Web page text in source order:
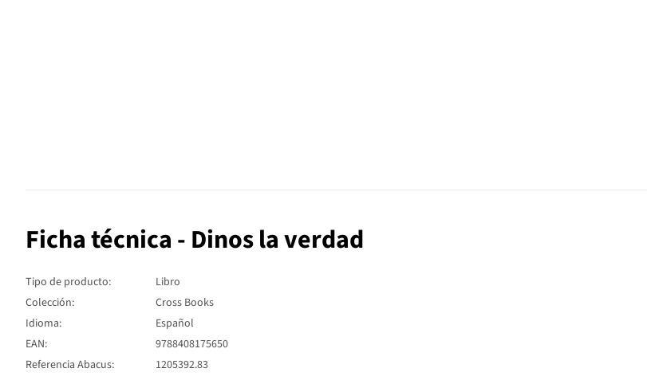
Ficha técnica - Dinos la verdad
Tipo de producto:
Libro
Colección:
Cross Books
Idioma:
Español
EAN:
9788408175650
Referencia Abacus:
1205392.83